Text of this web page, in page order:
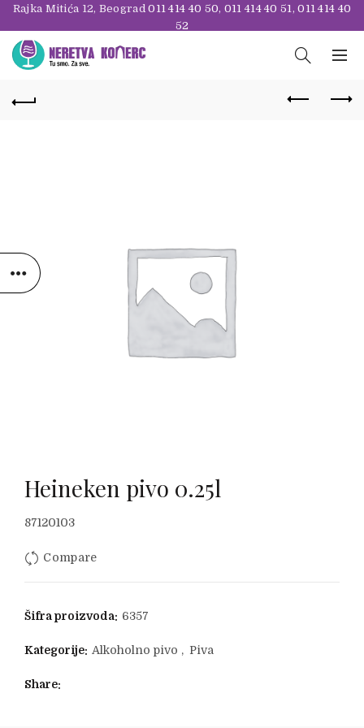
Rajka Mitića 12, Beograd011 414 40 50, 011 414 40 51,011 414 40
52
Heineken pivo 0.25l
87120103
Compare
Šifra proizvoda: 6357
Kategorije: Alkoholno pivo , Piva
Share